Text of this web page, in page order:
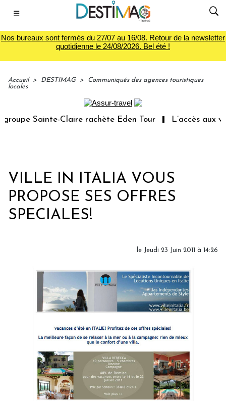
☰
Nos bureaux sont fermés du 27/07 au 16/08. Retour de la newsletter
quotidienne le 24/08/2026. Bel été !
Accueil > DESTIMAG >
Communiqués des agences touristiques
locales
Sainte-Claire rachète Eden Tour L’accès aux
VILLE IN ITALIA VOUS
PROPOSE SES OFFRES
SPECIALES!
le Jeudi 23 Juin 2011 à 14:26